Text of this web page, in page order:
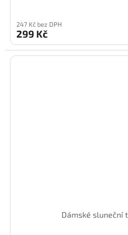
247 Kč bez DPH
299 Kč
Dámské sluneční